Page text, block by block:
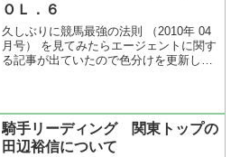
ＯＬ．６
久しぶりに競馬最強の法則 （2010年 04
月号） を見てみたらエージェントに関す
る記事が出ていたので色分けを更新しま
馬の植木靖雄を...
騎手リーディング 関東トップの
田辺裕信について